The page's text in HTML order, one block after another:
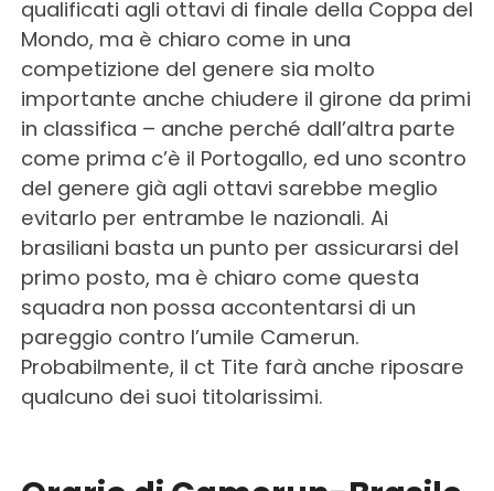
qualificati agli ottavi di finale della Coppa del
Mondo, ma è chiaro come in una
competizione del genere sia molto
importante anche chiudere il girone da primi
in classifica – anche perché dall’altra parte
come prima c’è il Portogallo, ed uno scontro
del genere già agli ottavi sarebbe meglio
evitarlo per entrambe le nazionali. Ai
brasiliani basta un punto per assicurarsi del
primo posto, ma è chiaro come questa
squadra non possa accontentarsi di un
pareggio contro l’umile Camerun.
Probabilmente, il ct Tite farà anche riposare
qualcuno dei suoi titolarissimi.